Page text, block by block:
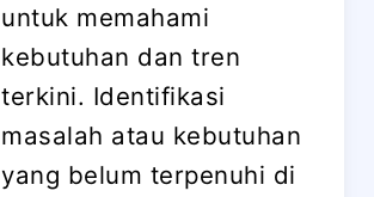
untuk memahami
kebutuhan dan tren
terkini. Identifikasi
masalah atau kebutuhan
yang belum terpenuhi di